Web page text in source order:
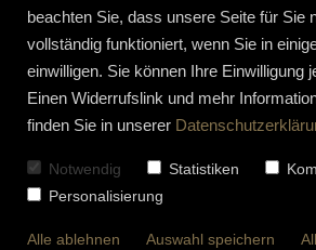
beachten Sie, dass unsere Seite für Sie
vollständig funktioniert, wenn Sie in
einwilligen. Sie können Ihre Einwilligung
Einen Widerrufslink und mehr
finden Sie in unserer
Notwendig Statistiken
Personalisierung
Alle ablehnen Auswahl speichern